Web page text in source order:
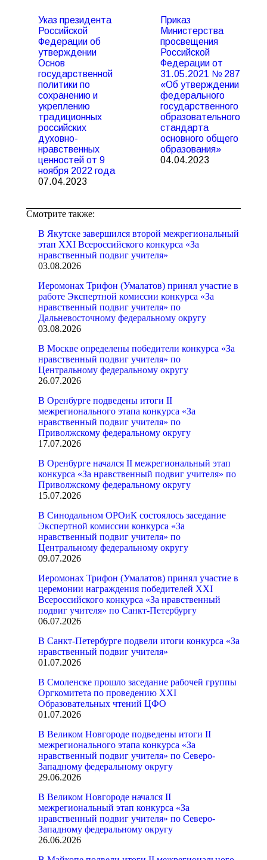
Указ президента
Российской
Федерации об
утверждении
Основ
государственной
политики по
сохранению и
укреплению
традиционных
российских
духовно-
нравственных
ценностей от 9
ноября 2022 года
07.04.2023
Приказ
Министерства
просвещения
Российской
Федерации от
31.05.2021 № 287
«Об утверждении
федерального
государственного
образовательного
стандарта
основного общего
образования»
04.04.2023
Смотрите также:
В Якутске завершился второй межрегиональный
этап XXI Всероссийского конкурса «За
нравственный подвиг учителя»
03.08.2026
Иеромонах Трифон (Умалатов) принял участие в
работе Экспертной комиссии конкурса «За
нравственный подвиг учителя» по
Дальневосточному федеральному округу
03.08.2026
В Москве определены победители конкурса «За
нравственный подвиг учителя» по
Центральному федеральному округу
26.07.2026
В Оренбурге подведены итоги II
межрегионального этапа конкурса «За
нравственный подвиг учителя» по
Приволжскому федеральному округу
17.07.2026
В Оренбурге начался II межрегиональный этап
конкурса «За нравственный подвиг учителя» по
Приволжскому федеральному округу
15.07.2026
В Синодальном ОРОиК состоялось заседание
Экспертной комиссии конкурса «За
нравственный подвиг учителя» по
Центральному федеральному округу
09.07.2026
Иеромонах Трифон (Умалатов) принял участие в
церемонии награждения победителей XXI
Всероссийского конкурса «За нравственный
подвиг учителя» по Санкт-Петербургу
06.07.2026
В Санкт-Петербурге подвели итоги конкурса «За
нравственный подвиг учителя»
01.07.2026
В Смоленске прошло заседание рабочей группы
Оргкомитета по проведению XXI
Образовательных чтений ЦФО
01.07.2026
В Великом Новгороде подведены итоги II
межрегионального этапа конкурса «За
нравственный подвиг учителя» по Северо-
Западному федеральному округу
29.06.2026
В Великом Новгороде начался II
межрегиональный этап конкурса «За
нравственный подвиг учителя» по Северо-
Западному федеральному округу
26.06.2026